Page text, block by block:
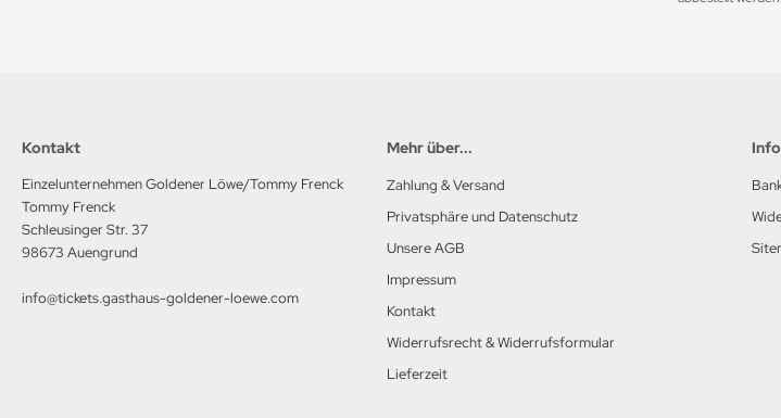
Kontakt
Einzelunternehmen Goldener Löwe/Tommy Frenck
Tommy Frenck
Schleusinger Str. 37
98673 Auengrund
info@tickets.gasthaus-goldener-loewe.com
Mehr über...
Zahlung & Versand
Privatsphäre und Datenschutz
Unsere AGB
Impressum
Kontakt
Widerrufsrecht & Widerrufsformular
Lieferzeit